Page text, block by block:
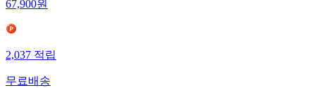
67,900원
2,037 적립
무료배송